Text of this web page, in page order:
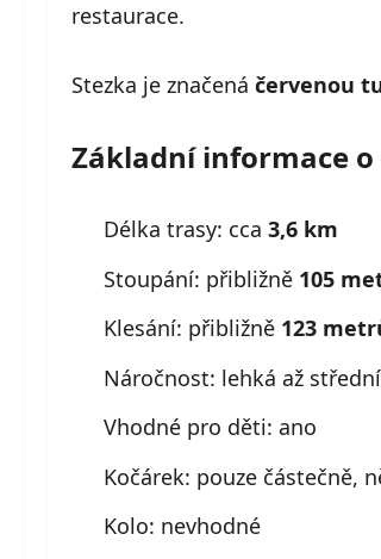
restaurace.
Stezka je značená červenou
Základní informace
Délka trasy: cca 3,6 km
Stoupání: přibližně 105
Klesání: přibližně 123
Náročnost: lehká až střední
Vhodné pro děti: ano
Kočárek: pouze částečně,
Kolo: nevhodné